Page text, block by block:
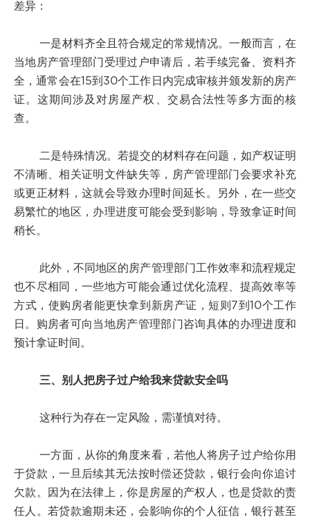
差异：
一是材料齐全且符合规定的常规情况。一般而言，在
当地房产管理部门受理过户申请后，若手续完备、资料齐
全，通常会在15到30个工作日内完成审核并颁发新的房产
证。这期间涉及对房屋产权、交易合法性等多方面的核
查。
二是特殊情况。若提交的材料存在问题，如产权证明
不清晰、相关证明文件缺失等，房产管理部门会要求补充
或更正材料，这就会导致办理时间延长。另外，在一些交
易繁忙的地区，办理进度可能会受到影响，导致拿证时间
稍长。
此外，不同地区的房产管理部门工作效率和流程规定
也不尽相同，一些地方可能会通过优化流程、提高效率等
方式，使购房者能更快拿到新房产证，短则7到10个工作
日。购房者可向当地房产管理部门咨询具体的办理进度和
预计拿证时间。
三、别人把房子过户给我来贷款安全吗
这种行为存在一定风险，需谨慎对待。
一方面，从你的角度来看，若他人将房子过户给你用
于贷款，一旦后续其无法按时偿还贷款，银行会向你追讨
欠款。因为在法律上，你是房屋的产权人，也是贷款的责
任人。若贷款逾期未还，会影响你的个人征信，银行甚至